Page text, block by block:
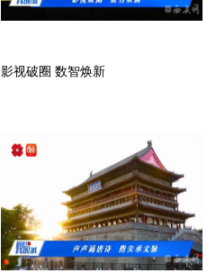
影视破圈 数智焕新